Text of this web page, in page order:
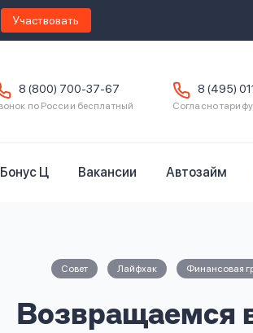
Участвовать
8 (800) 700-37-67
по России бесплатный
8 (495)
Согласно
Бонус Ц Вакансии Автозайм
Совет Лайфхак Финансовая
Возвращаемся